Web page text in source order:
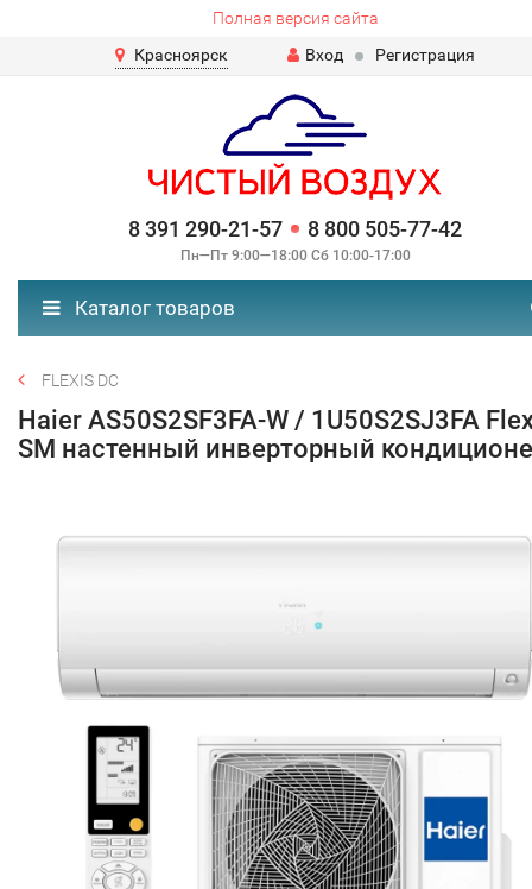
Полная версия сайта
Красноярск
Вход Регистрация
8 391 290-21-57 8 800 505-77-42
Пн—Пт 9:00—18:00 Сб 10:00-17:00
Каталог товаров
FLEXIS DC
Haier AS50S2SF3FA-W / 1U50S2SJ3FA
SM настенный инверторный